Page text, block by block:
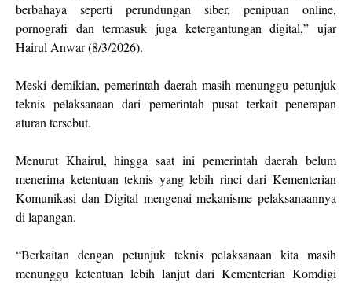
berbahaya seperti perundungan siber, penipuan online,
pornografi dan termasuk juga ketergantungan digital,” ujar
Hairul Anwar (8/3/2026).
Meski demikian, pemerintah daerah masih menunggu petunjuk
teknis pelaksanaan dari pemerintah pusat terkait penerapan
aturan tersebut.
Menurut Khairul, hingga saat ini pemerintah daerah belum
menerima ketentuan teknis yang lebih rinci dari Kementerian
Komunikasi dan Digital mengenai mekanisme pelaksanaannya
di lapangan.
“Berkaitan dengan petunjuk teknis pelaksanaan kita masih
menunggu ketentuan lebih lanjut dari Kementerian Komdigi